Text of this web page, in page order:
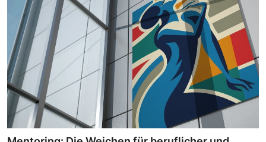
Redaktion
Beiträge
Vorproduktion